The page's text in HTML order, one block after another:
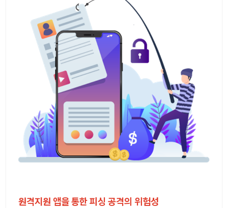
원격지원 앱을 통한 피싱 공격의 위험성